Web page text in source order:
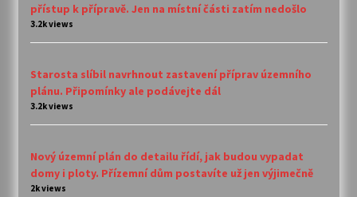
přístup k přípravě. Jen na místní části zatím nedošlo
3.2k views
Starosta slíbil navrhnout zastavení příprav územního
plánu. Připomínky ale podávejte dál
3.2k views
Nový územní plán do detailu řídí, jak budou vypadat
domy i ploty. Přízemní dům postavíte už jen výjimečně
2k views